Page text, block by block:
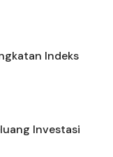
Indeks
Investasi